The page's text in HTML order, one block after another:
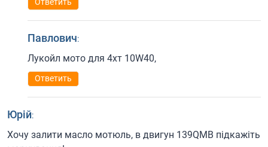
Ответить
Павлович:
Лукойл мото для 4хт 10W40,
Ответить
Юрій:
Хочу залити масло мотюль, в двигун 139QMB підкажіть